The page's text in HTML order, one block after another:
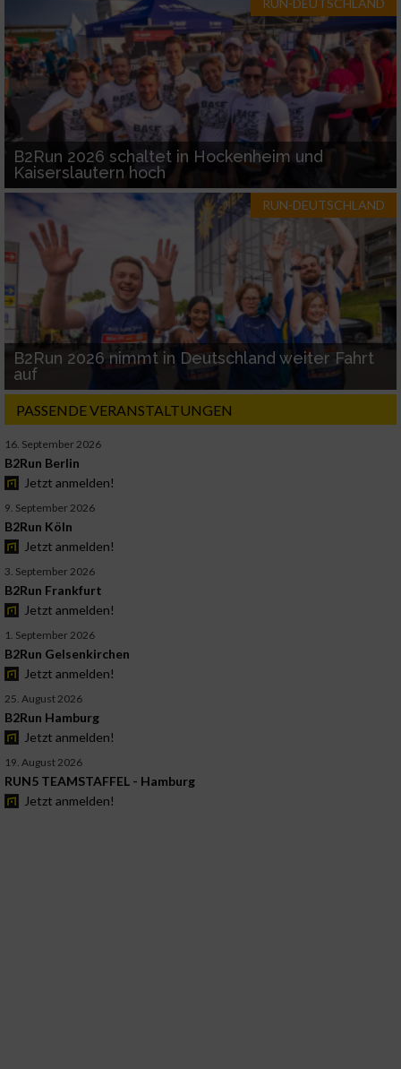
RUN-DEUTSCHLAND
B2Run 2026 schaltet in Hockenheim und
Kaiserslautern hoch
RUN-DEUTSCHLAND
B2Run 2026 nimmt in Deutschland weiter Fahrt
auf
PASSENDE VERANSTALTUNGEN
16. September 2026
B2Run Berlin
Jetzt anmelden!
9. September 2026
B2Run Köln
Jetzt anmelden!
3. September 2026
B2Run Frankfurt
Jetzt anmelden!
1. September 2026
B2Run Gelsenkirchen
Jetzt anmelden!
25. August 2026
B2Run Hamburg
Jetzt anmelden!
19. August 2026
RUN5 TEAMSTAFFEL - Hamburg
Jetzt anmelden!